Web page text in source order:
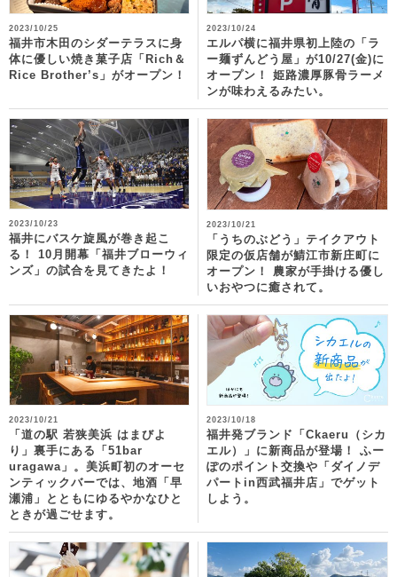
2023/10/25
福井市木田のシダーテラスに身
体に優しい焼き菓子店「Rich＆
Rice Brother’s」がオープン！
2023/10/24
エルパ横に福井県初上陸の「ラ
ー麺ずんどう屋」が10/27(金)に
オープン！ 姫路濃厚豚骨ラーメ
ンが味わえるみたい。
2023/10/23
福井にバスケ旋風が巻き起こ
る！ 10月開幕「福井ブローウィ
ンズ」の試合を見てきたよ！
2023/10/21
「うちのぶどう」テイクアウト
限定の仮店舗が鯖江市新庄町に
オープン！ 農家が手掛ける優し
いおやつに癒されて。
2023/10/21
「道の駅 若狭美浜 はまびよ
り」裏手にある「51bar
uragawa」。美浜町初のオーセ
ンティックバーでは、地酒「早
瀬浦」とともにゆるやかなひと
ときが過ごせます。
2023/10/18
福井発ブランド「Ckaeru（シカ
エル）」に新商品が登場！ ふー
ぽのポイント交換や「ダイノデ
パートin西武福井店」でゲット
しよう。